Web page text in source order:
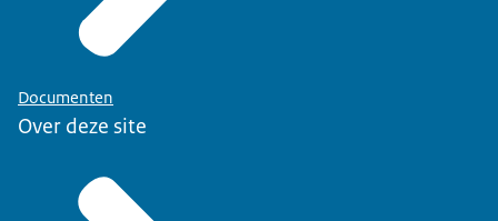
Documenten
Over deze site